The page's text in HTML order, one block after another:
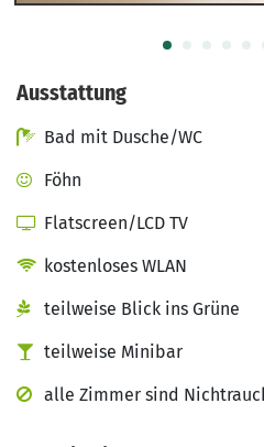
Ausstattung
Bad mit Dusche/WC
Föhn
Flatscreen/LCD TV
kostenloses WLAN
teilweise Blick ins Grüne
teilweise Minibar
alle Zimmer sind